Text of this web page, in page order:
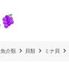
魚介類 貝類 ミナ貝